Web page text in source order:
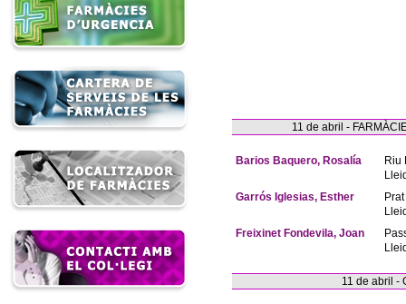
11 de abril -
Barios Baquero, Rosalía
Riu
Garrós Iglesias, Esther
Freixinet Fondevila, Joan
11 de abril -